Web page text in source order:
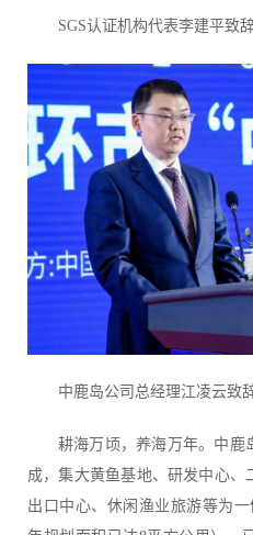
SGS认证机构代表李建平致
中鹿岛公司总经理江凌云致
耕海万顷，养海万年。中鹿
成，集大黄鱼基地、研发中心、
出口中心、休闲渔业旅游等为一